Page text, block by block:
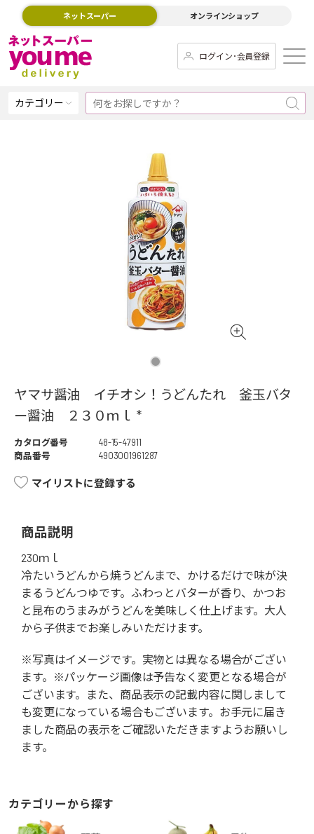
ネットスーパー オンラインショップ
ログイン･会員登録
カテゴリー
ヤマサ醤油 イチオシ！うどんたれ 釜玉バタ
ー醤油 ２３０ｍｌ *
カタログ番号
48-15-47911
商品番号
4903001961287
マイリストに登録する
商品説明
230ｍｌ
冷たいうどんから焼うどんまで、かけるだけで味が決
まるうどんつゆです。ふわっとバターが香り、かつお
と昆布のうまみがうどんを美味しく仕上げます。大人
から子供までお楽しみいただけます。
※写真はイメージです。実物とは異なる場合がござい
ます。※パッケージ画像は予告なく変更となる場合が
ございます。また、商品表示の記載内容に関しまして
も変更になっている場合もございます。お手元に届き
ました商品の表示をご確認いただきますようお願いし
ます。
カテゴリーから探す